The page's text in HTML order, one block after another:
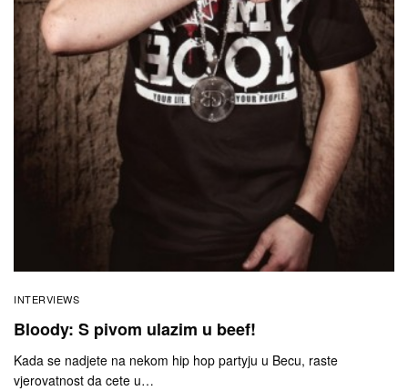
INTERVIEWS
Bloody: S pivom ulazim u beef!
Kada se nadjete na nekom hip hop partyju u Becu, raste
vjerovatnost da cete u…